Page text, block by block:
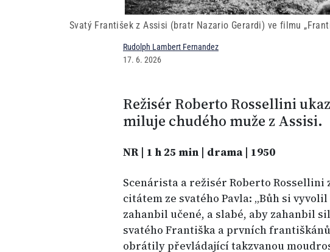
Svatý František z Assisi (bratr Nazario Gerardi) ve filmu
Rudolph Lambert Fernandez
17. 6. 2026
Režisér Roberto Rossellini
miluje chudého muže z Assisi.
NR | 1 h 25 min | drama | 1950
Scenárista a režisér Roberto
citátem ze svatého Pavla: „Bůh si
zahanbil učené, a slabé, aby zahanbil
svatého Františka a prvních
obrátily převládající takzvanou